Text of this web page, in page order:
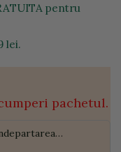
pentru
lei.
pachetul.